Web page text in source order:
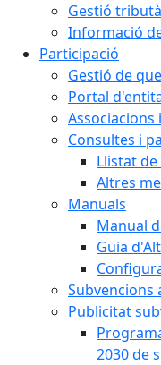
Gestió
Informació
Participació
Gestió de
Portal
Associacions
Consultes i
Llistat
Altres
Manuals
Manual
Guia
Subvencions
Publicitat
2030 de